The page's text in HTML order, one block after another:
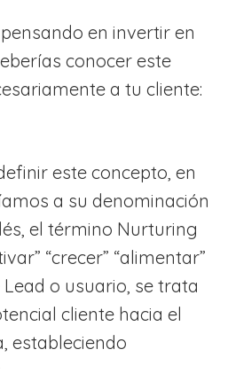
en invertir en
conocer este
a tu cliente:
este concepto, en
a su denominación
el término Nurturing
“crecer” “alimentar”
o usuario, se trata
cliente hacia el
estableciendo